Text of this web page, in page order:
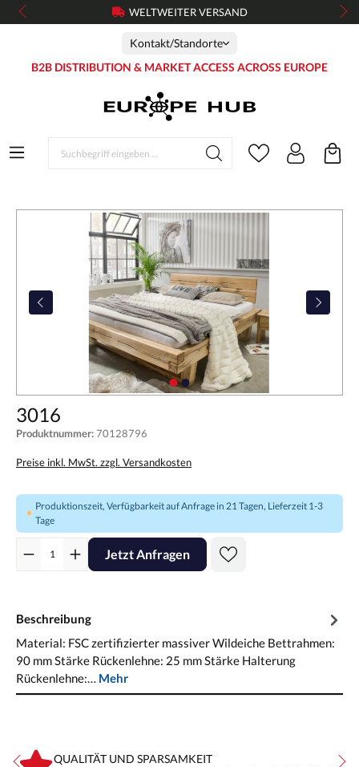
WELTWEITER VERSAND
Kontakt/Standorte
B2B DISTRIBUTION & MARKET ACCESS ACROSS EUROPE
3016
Produktnummer:70128796
Preise inkl. MwSt. zzgl. Versandkosten
Produktionszeit, Verfügbarkeit auf Anfrage in 21 Tagen, Lieferzeit 1-3
Tage
Jetzt Anfragen
Beschreibung
Material: FSC zertifizierter massiver Wildeiche Bettrahmen:
90 mm Stärke Rückenlehne: 25 mm Stärke Halterung
Rückenlehne:… Mehr
QUALITÄT UND SPARSAMKEIT